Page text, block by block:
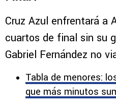
Cruz Azul enfrentará a
cuartos de final sin su
Gabriel Fernández no
Tabla de menores:
que más minutos